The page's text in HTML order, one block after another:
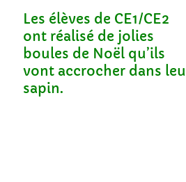
Les élèves de CE1/CE2
ont réalisé de jolies
boules de Noël qu’ils
vont accrocher dans
sapin.